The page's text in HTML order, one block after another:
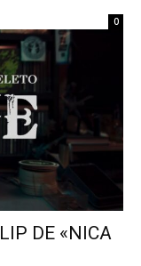
0
DE «NICA